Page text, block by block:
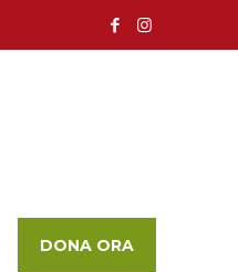
DONA ORA